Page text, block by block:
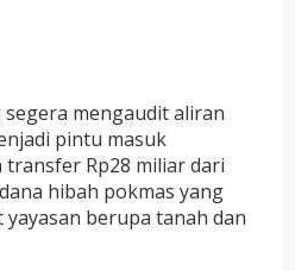
segera mengaudit aliran
pintu masuk
Rp28 miliar dari
hibah pokmas yang
berupa tanah dan